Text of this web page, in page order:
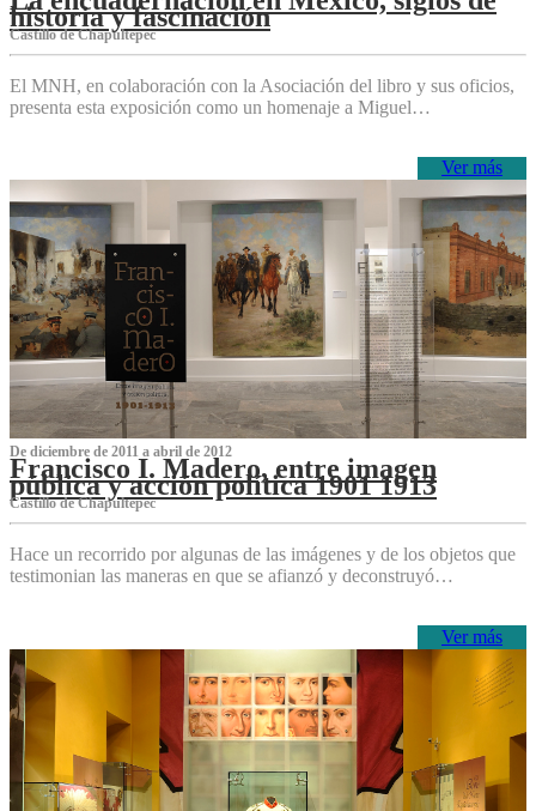
historia y fascinación
Castillo de Chapultepec
El MNH, en colaboración con la Asociación del libro y sus oficios,
presenta esta exposición como un homenaje a Miguel…
Ver más
De diciembre de 2011 a abril de 2012
Francisco I. Madero, entre imagen
pública y acción política 1901 1913
Castillo de Chapultepec
Hace un recorrido por algunas de las imágenes y de los objetos que
testimonian las maneras en que se afianzó y deconstruyó…
Ver más